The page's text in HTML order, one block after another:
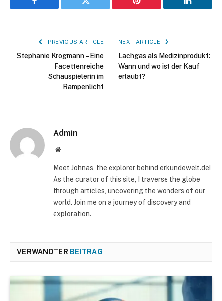
Facebook Twitter Pinterest LinkedIn
PREVIOUS ARTICLE
Stephanie Krogmann – Eine
Facettenreiche
Schauspielerin im
Rampenlicht
NEXT ARTICLE
Lachgas als Medizinprodukt:
Wann und wo ist der Kauf
erlaubt?
Admin
Website
Meet Johnas, the explorer behind erkundewelt.de!
As the curator of this site, I traverse the globe
through articles, uncovering the wonders of our
world. Join me on a journey of discovery and
exploration.
VERWANDTER BEITRAG